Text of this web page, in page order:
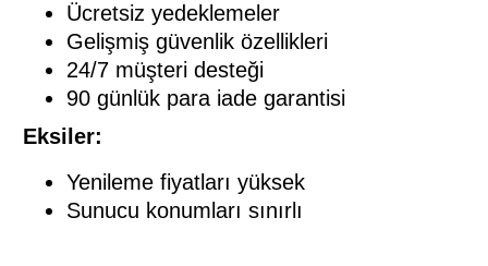
Ücretsiz yedeklemeler
Gelişmiş güvenlik özellikleri
24/7 müşteri desteği
90 günlük para iade garantisi
Eksiler:
Yenileme fiyatları yüksek
Sunucu konumları sınırlı